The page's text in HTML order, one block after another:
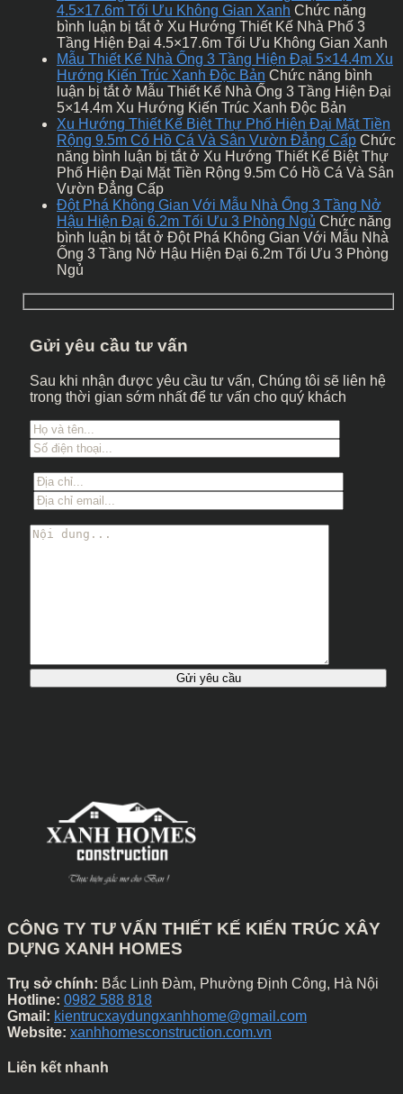
4.5×17.6m Tối Ưu Không Gian Xanh Chức năng
bình luận bị tắtở Xu Hướng Thiết Kế Nhà Phố 3
Tầng Hiện Đại 4.5×17.6m Tối Ưu Không Gian Xanh
Mẫu Thiết Kế Nhà Ống 3 Tầng Hiện Đại 5×14.4m Xu
Hướng Kiến Trúc Xanh Độc Bản Chức năng bình
luận bị tắtở Mẫu Thiết Kế Nhà Ống 3 Tầng Hiện Đại
5×14.4m Xu Hướng Kiến Trúc Xanh Độc Bản
Xu Hướng Thiết Kế Biệt Thự Phố Hiện Đại Mặt Tiền
Rộng 9.5m Có Hồ Cá Và Sân Vườn Đẳng Cấp Chức
năng bình luận bị tắtở Xu Hướng Thiết Kế Biệt Thự
Phố Hiện Đại Mặt Tiền Rộng 9.5m Có Hồ Cá Và Sân
Vườn Đẳng Cấp
Đột Phá Không Gian Với Mẫu Nhà Ống 3 Tầng Nở
Hậu Hiện Đại 6.2m Tối Ưu 3 Phòng Ngủ Chức năng
bình luận bị tắtở Đột Phá Không Gian Với Mẫu Nhà
Ống 3 Tầng Nở Hậu Hiện Đại 6.2m Tối Ưu 3 Phòng
Ngủ
Gửi yêu cầu tư vấn
Sau khi nhận được yêu cầu tư vấn, Chúng tôi sẽ liên hệ
trong thời gian sớm nhất để tư vấn cho quý khách
CÔNG TY TƯ VẤN THIẾT KẾ KIẾN TRÚC XÂY
DỰNG XANH HOMES
Trụ sở chính: Bắc Linh Đàm, Phường Định Công, Hà Nội
Hotline: 0982 588 818
Gmail: kientrucxaydungxanhhome@gmail.com
Website: xanhhomesconstruction.com.vn
Liên kết nhanh